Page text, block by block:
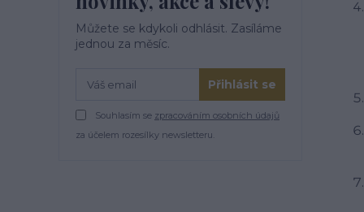
Můžete se kdykoli odhlásit. Zasíláme
jednou za měsíc.
Přihlásit se
Souhlasím se zpracováním osobních údajů
za účelem rozesílky newsletteru.